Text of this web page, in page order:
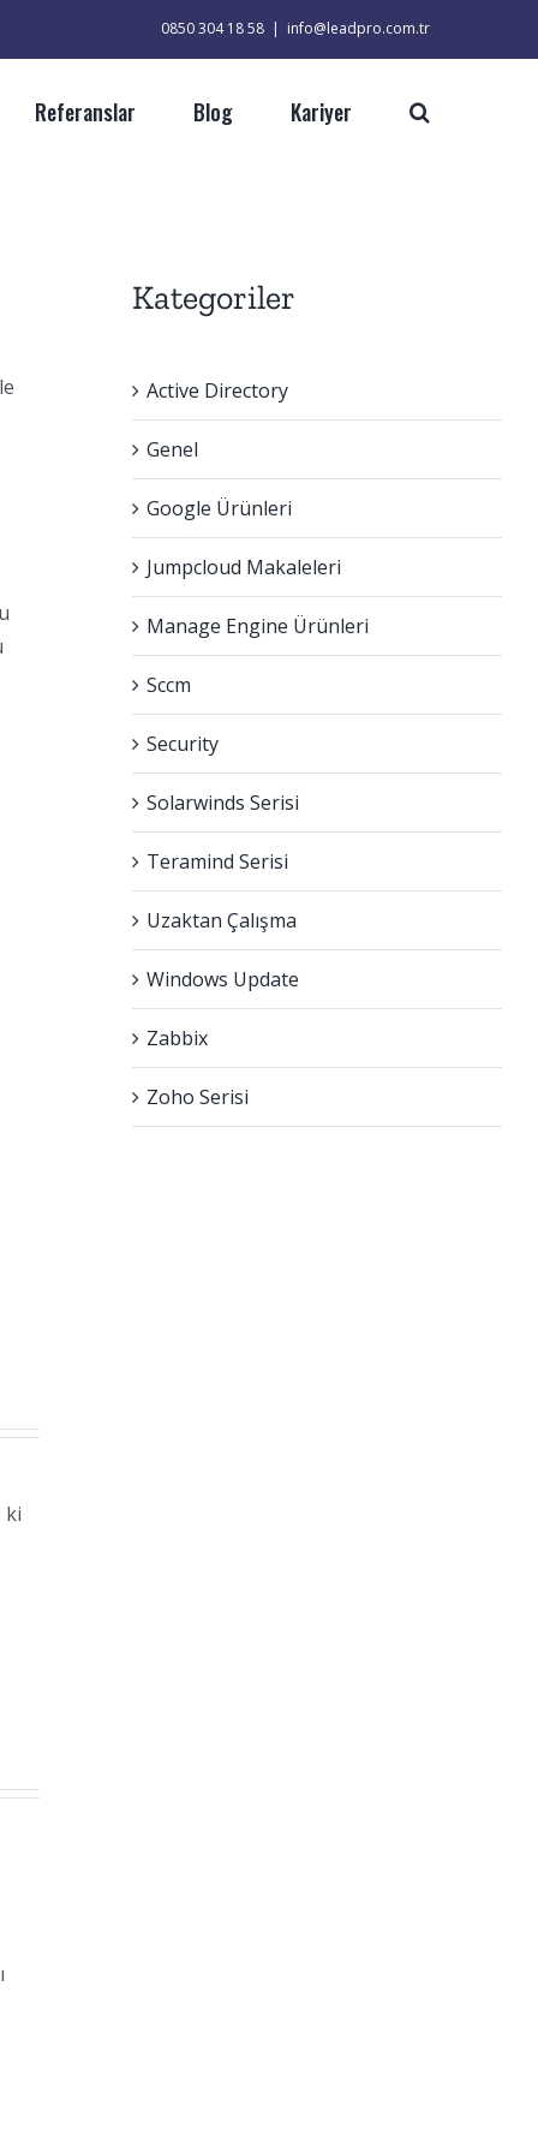
0850 304 18 58 | info@leadpro.com.tr
Referanslar Blog Kariyer
ki
Kategoriler
Active Directory
Genel
Google Ürünleri
Jumpcloud Makaleleri
Manage Engine Ürünleri
Sccm
Security
Solarwinds Serisi
Teramind Serisi
Uzaktan Çalışma
Windows Update
Zabbix
Zoho Serisi